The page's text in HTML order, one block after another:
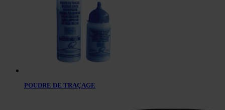
POUDRE DE TRAÇAGE